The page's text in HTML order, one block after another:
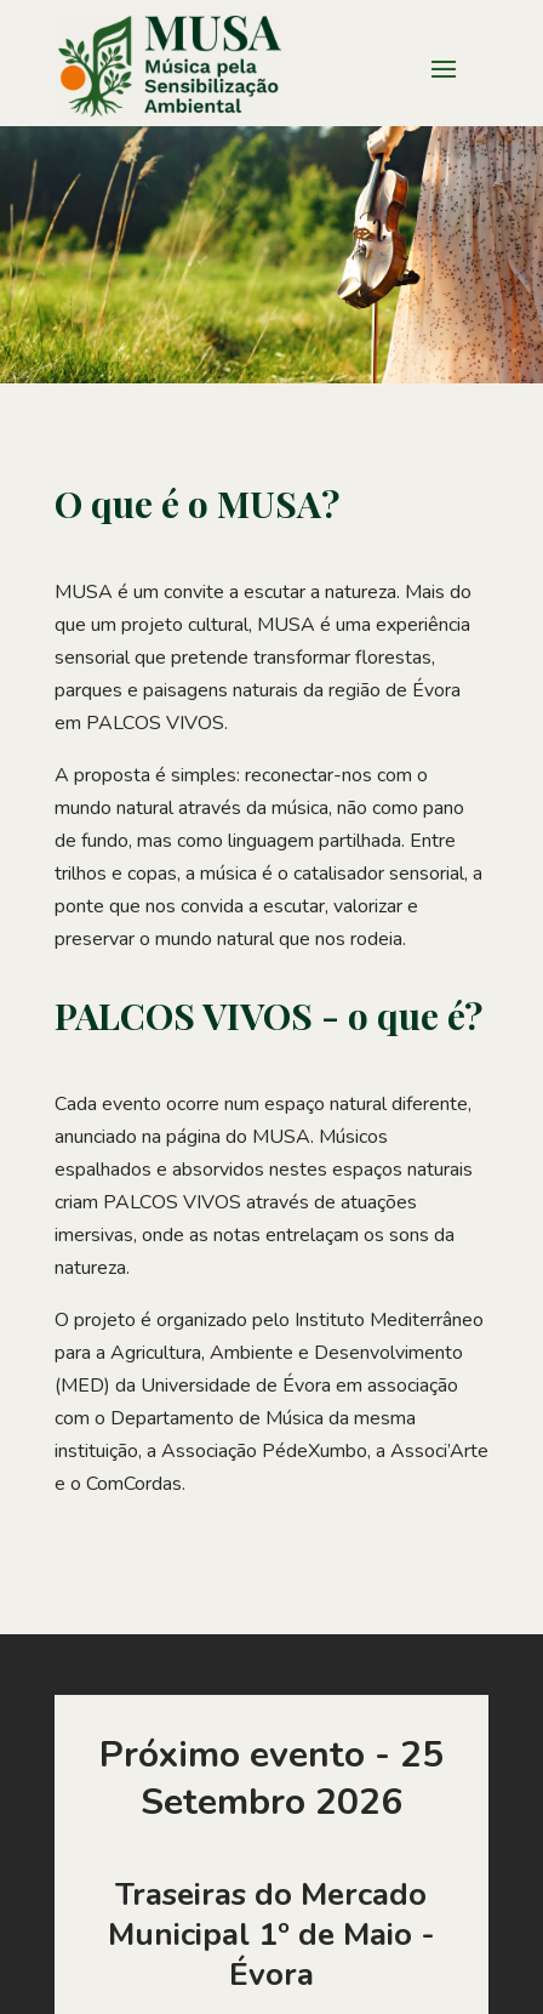
O que é o MUSA?
MUSA é um convite a escutar a natureza. Mais do
que um projeto cultural, MUSA é uma experiência
sensorial que pretende transformar florestas,
parques e paisagens naturais da região de Évora
em PALCOS VIVOS.
A proposta é simples: reconectar-nos com o
mundo natural através da música, não como pano
de fundo, mas como linguagem partilhada. Entre
trilhos e copas, a música é o catalisador sensorial, a
ponte que nos convida a escutar, valorizar e
preservar o mundo natural que nos rodeia.
PALCOS VIVOS - o que é?
Cada evento ocorre num espaço natural diferente,
anunciado na página do MUSA. Músicos
espalhados e absorvidos nestes espaços naturais
criam PALCOS VIVOS através de atuações
imersivas, onde as notas entrelaçam os sons da
natureza.
O projeto é organizado pelo Instituto Mediterrâneo
para a Agricultura, Ambiente e Desenvolvimento
(MED) da Universidade de Évora em associação
com o Departamento de Música da mesma
instituição, a Associação PédeXumbo, a Associ’Arte
e o ComCordas.
Próximo evento - 25
Setembro 2026
Traseiras do Mercado
Municipal 1º de Maio -
Évora